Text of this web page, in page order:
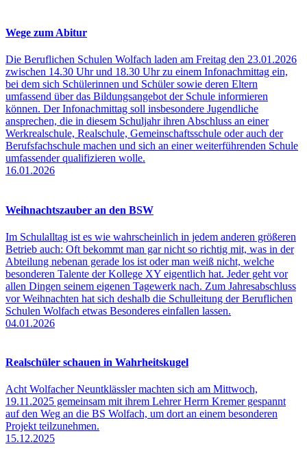
Wege zum Abitur
Die Beruflichen Schulen Wolfach laden am Freitag den 23.01.2026
zwischen 14.30 Uhr und 18.30 Uhr zu einem Infonachmittag ein,
bei dem sich Schülerinnen und Schüler sowie deren Eltern
umfassend über das Bildungsangebot der Schule informieren
können. Der Infonachmittag soll insbesondere Jugendliche
ansprechen, die in diesem Schuljahr ihren Abschluss an einer
Werkrealschule, Realschule, Gemeinschaftsschule oder auch der
Berufsfachschule machen und sich an einer weiterführenden Schule
umfassender qualifizieren wolle.
16.01.2026
Weihnachtszauber an den BSW
Im Schulalltag ist es wie wahrscheinlich in jedem anderen größeren
Betrieb auch: Oft bekommt man gar nicht so richtig mit, was in der
Abteilung nebenan gerade los ist oder man weiß nicht, welche
besonderen Talente der Kollege XY eigentlich hat. Jeder geht vor
allen Dingen seinem eigenen Tagewerk nach. Zum Jahresabschluss
vor Weihnachten hat sich deshalb die Schulleitung der Beruflichen
Schulen Wolfach etwas Besonderes einfallen lassen.
04.01.2026
Realschüler schauen in Wahrheitskugel
Acht Wolfacher Neuntklässler machten sich am Mittwoch,
19.11.2025 gemeinsam mit ihrem Lehrer Herrn Kremer gespannt
auf den Weg an die BS Wolfach, um dort an einem besonderen
Projekt teilzunehmen.
15.12.2025